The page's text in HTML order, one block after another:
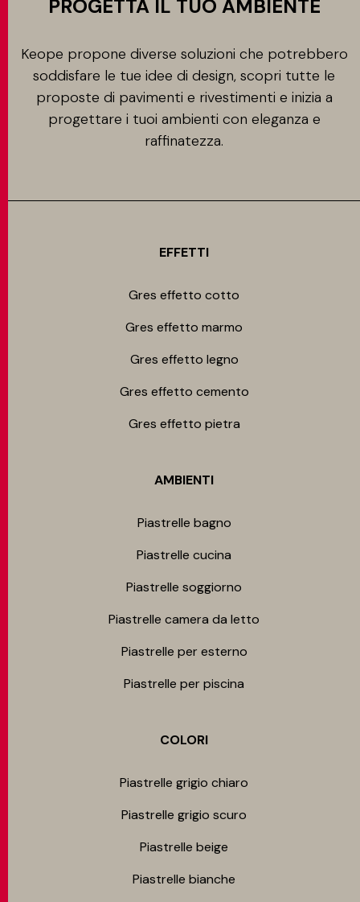
PROGETTA IL TUO AMBIENTE
Keope propone diverse soluzioni che potrebbero
soddisfare le tue idee di design, scopri tutte le
proposte di pavimenti e rivestimenti e inizia a
progettare i tuoi ambienti con eleganza e
raffinatezza.
EFFETTI
Gres effetto cotto
Gres effetto marmo
Gres effetto legno
Gres effetto cemento
Gres effetto pietra
AMBIENTI
Piastrelle bagno
Piastrelle cucina
Piastrelle soggiorno
Piastrelle camera da letto
Piastrelle per esterno
Piastrelle per piscina
COLORI
Piastrelle grigio chiaro
Piastrelle grigio scuro
Piastrelle beige
Piastrelle bianche